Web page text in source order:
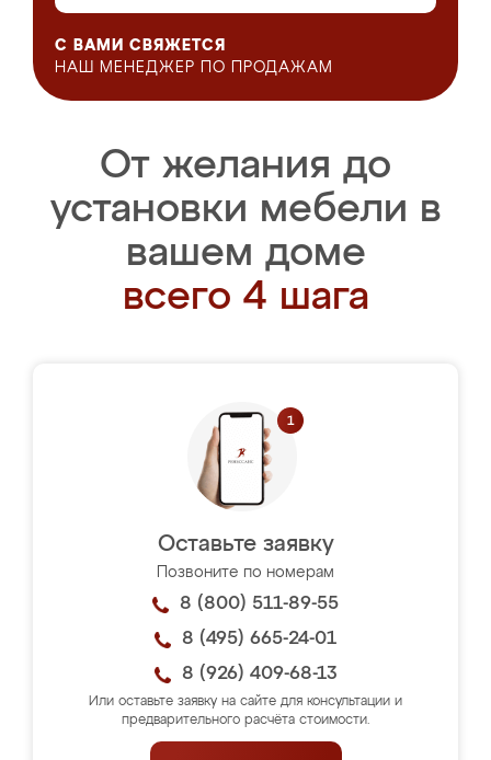
С ВАМИ СВЯЖЕТСЯ
НАШ МЕНЕДЖЕР
ПО ПРОДАЖАМ
От желания до
установки мебели в
вашем доме
всего 4 шага
Оставьте заявку
Позвоните по номерам
8 (800) 511-89-55
8 (495) 665-24-01
8 (926) 409-68-13
Или оставьте заявку на сайте для консультации и
предварительного расчёта стоимости.